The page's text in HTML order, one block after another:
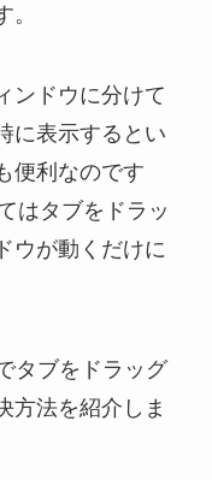
ンドウに分けて
に表示するとい
便利なのです
はタブをドラッ
ウが動くだけに
タブをドラッグ
方法を紹介しま